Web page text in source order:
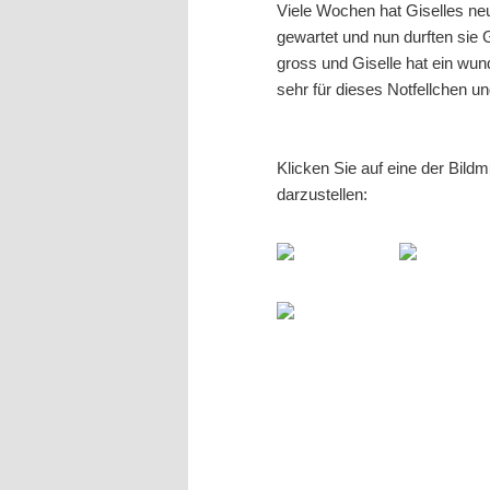
Viele Wochen hat Giselles
gewartet und nun durften sie
gross und Giselle hat ein
sehr für dieses Notfellchen
Klicken Sie auf eine der
darzustellen: